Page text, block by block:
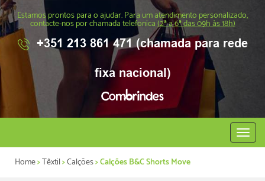
Estamos prontos para o ajudar. Para um atendimento personalizado,
contacte-nos por chamada telefonica(2ª a 6ª das 09h às 18h)
+351 213 861 471 (chamada para rede
fixa nacional)
Abrir
menu
Home>Têxtil>Calções> Calções B&C Shorts Move